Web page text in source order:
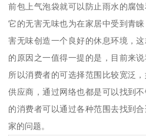
前包上气泡袋就可以防止雨水的腐
它的无害无味也为在家居中受到青
害无味创造一个良好的休息环境，
的原因之一值得一提的是，目前来
所以消费者的可选择范围比较宽泛
供应商，通过网络也都是可以找到
的消费者可以通过各种范围去找到
家的问题。